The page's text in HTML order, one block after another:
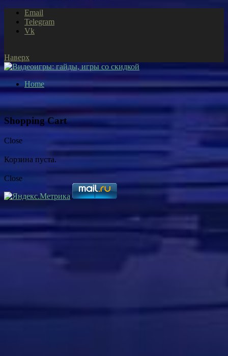
Email
Telegram
Vk
Наверх
Home
Shopping Cart
Close
Корзина пуста.
Close